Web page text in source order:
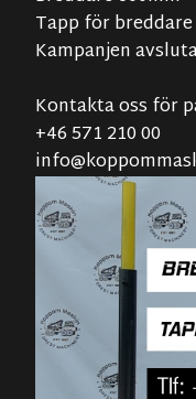
Tapp för breddare
Kampanjen
Kontakta oss för
+46 571 210 00